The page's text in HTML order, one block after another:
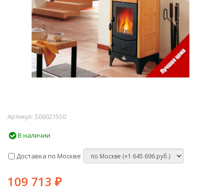
Артикул: S06021550
В наличии
Доставка по Москве
109 713 ₽